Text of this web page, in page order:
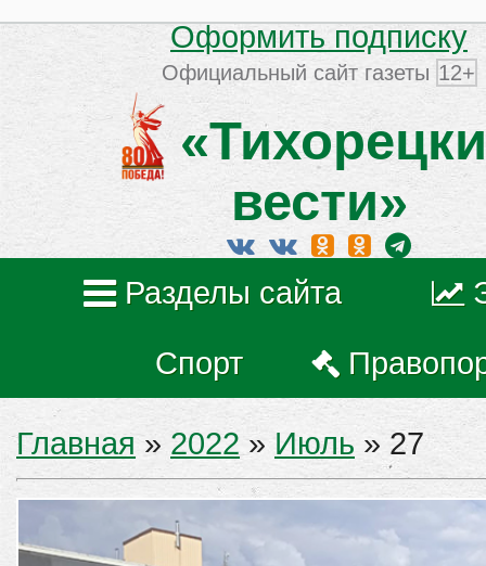
Оформить подписку
Официальный сайт газеты 12+
вести»
Разделы сайта
Спорт
Главная » 2022 » Июль » 27